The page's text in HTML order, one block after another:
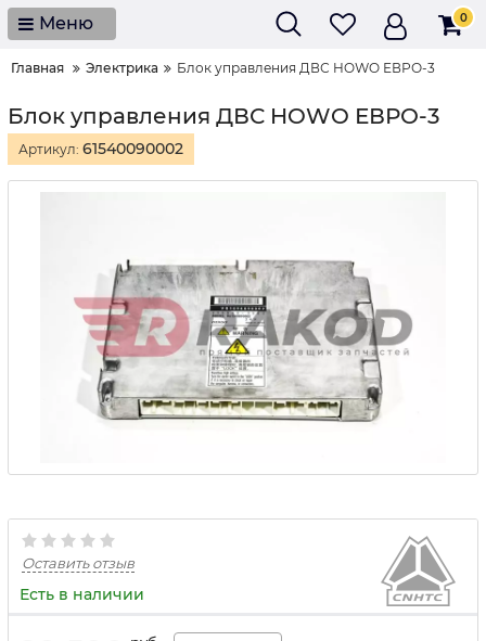
Меню 0
Главная Электрика Блок управления ДВС HOWO ЕВРО-3
Блок управления ДВС HOWO ЕВРО-3
Артикул: 61540090002
Оставить отзыв
Есть в наличии